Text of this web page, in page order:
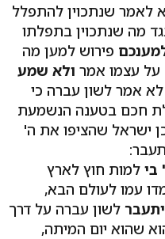
לאמר שנתכוין להתפלל
מה שנתכוין בתפלתו
פירוש למען מה
על עצמו אמר ולא שמע
לא אמר לשון עברה כי
חכם בטענה הנשמעת
ישראל שהציפו את ה'
בי למות חוץ לארץ
עמו לעולם הבא,
לשון עברה על דרך
שהוא יום המיתה,